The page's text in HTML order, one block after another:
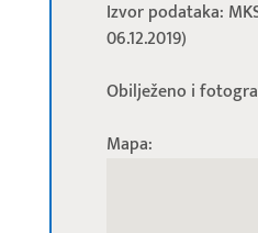
Izvor podataka:
06.12.2019)
Obilježeno i
Mapa: